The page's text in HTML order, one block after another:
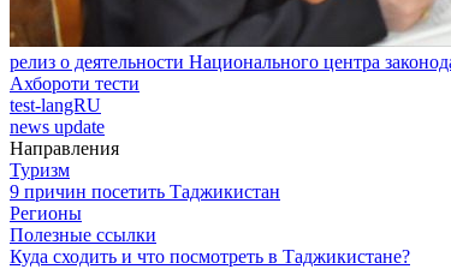
релиз о деятельности Национального центра
Ахбороти тести
test-langRU
news update
Направления
Туризм
9 причин посетить Таджикистан
Регионы
Полезные ссылки
Куда сходить и что посмотреть в Таджикистане?